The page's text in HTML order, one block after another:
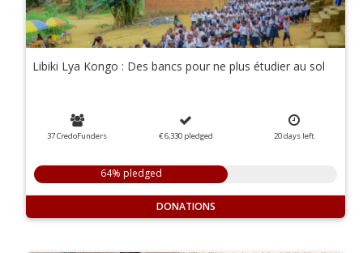
Libiki Lya Kongo : Des bancs pour ne plus étudier au sol
37 CredoFunders € 6,330 pledged 20daysleft
64% pledged
DONATIONS